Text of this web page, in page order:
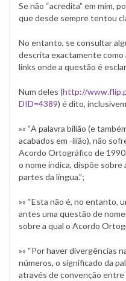
Se não “acredita” em mim,
que desde sempre tentou
No entanto, se consultar
descrita exactamente como
links onde a questão é
Num deles (http://
DID=4389) é dito,
»» “A palavra bilião (e
acabados em -ilião), não
Acordo Ortográfico de
o nome indica, dispõe
partes da língua.”;
»» “Esta não é, no entanto,
antes uma questão de
sobre a qual o Acordo
»» “Por haver divergências
números, o significado da
através de convenção entre